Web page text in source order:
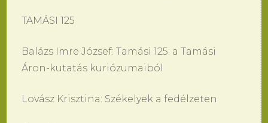
TAMÁSI 125
Balázs Imre József: Tamási 125: a Tamási
Áron-kutatás kuriózumaiból
Lovász Krisztina: Székelyek a fedélzeten